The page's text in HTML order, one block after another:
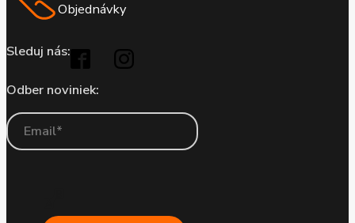
Objednávky
Sleduj nás:
Odber noviniek: